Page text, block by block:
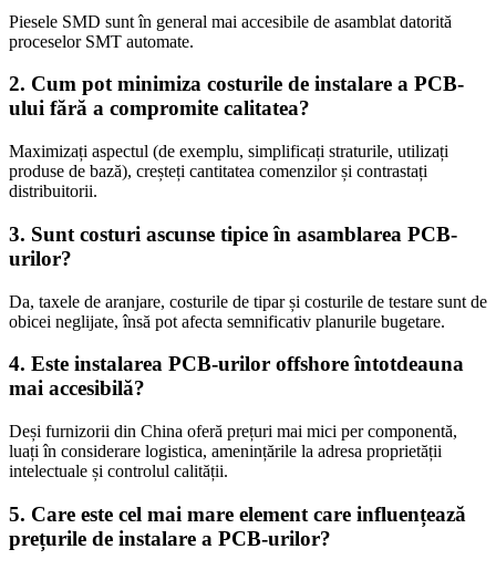
Piesele SMD sunt în general mai accesibile de asamblat datorită
proceselor SMT automate.
2. Cum pot minimiza costurile de instalare a PCB-
ului fără a compromite calitatea?
Maximizați aspectul (de exemplu, simplificați straturile, utilizați
produse de bază), creșteți cantitatea comenzilor și contrastați
distribuitorii.
3. Sunt costuri ascunse tipice în asamblarea PCB-
urilor?
Da, taxele de aranjare, costurile de tipar și costurile de testare sunt de
obicei neglijate, însă pot afecta semnificativ planurile bugetare.
4. Este instalarea PCB-urilor offshore întotdeauna
mai accesibilă?
Deși furnizorii din China oferă prețuri mai mici per componentă,
luați în considerare logistica, amenințările la adresa proprietății
intelectuale și controlul calității.
5. Care este cel mai mare element care influențează
prețurile de instalare a PCB-urilor?